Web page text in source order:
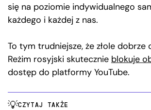
się na poziomie indywidualnego
każdego i każdej z nas.
To tym trudniejsze, że złole dobrze
Reżim rosyjski skutecznie blokuje
dostęp do platformy YouTube.
CZYTAJ TAKŻE